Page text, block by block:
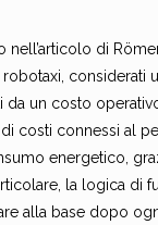
di
robotaxi,
da un costo
costi connessi al
energetico,
la logica di
alla base dopo